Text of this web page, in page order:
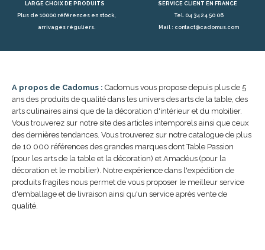
LARGE CHOIX DE PRODUITS
Plus de 10000 références en stock,
arrivages réguliers.
SERVICE CLIENT EN FRANCE
Tel. 04 34 24 50 06
Mail : contact@cadomus.com
A propos de Cadomus : Cadomus vous propose depuis plus de 5
ans des produits de qualité dans les univers des arts de la table, des
arts culinaires ainsi que de la décoration d'intérieur et du mobilier.
Vous trouverez sur notre site des articles intemporels ainsi que ceux
des dernières tendances. Vous trouverez sur notre catalogue de plus
de 10 000 références des grandes marques dont Table Passion
(pour les arts de la table et la décoration) et Amadéus (pour la
décoration et le mobilier). Notre expérience dans l'expédition de
produits fragiles nous permet de vous proposer le meilleur service
d'emballage et de livraison ainsi qu'un service après vente de
qualité.